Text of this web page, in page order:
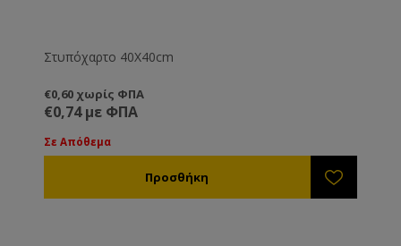
Στυπόχαρτο 40X40cm
€0,60 χωρίς ΦΠΑ
€0,74 με ΦΠΑ
Σε Απόθεμα